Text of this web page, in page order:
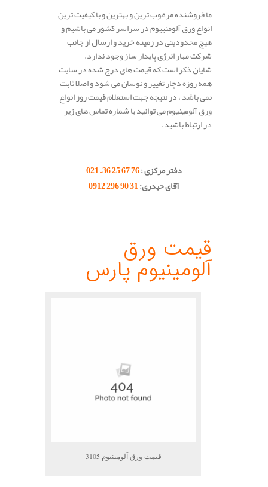
ما فروشنده مرغوب ترین و بهترین و با کیفیت ترین
انواع ورق آلومنییوم در سراسر کشور می باشیم و
هیچ محدودیتی در زمینه خرید و ارسال از جانب
شرکت مهار انرژی پایدار ساز وجود ندارد.
شایان ذکر است که قیمت های درج شده در سایت
همه روزه دچار تغییر و نوسان می شود و اصلا ثابت
نمی باشد ، در نتیجه جهت استعلام قیمت روز انواع
ورق آلومینیوم می توانید با شماره تماس های زیر
در ارتباط باشید.
دفتر مرکزی :76 67 25 36 – 021
آقای حیدری:31 90 296 0912
قیمت ورق
آلومینیوم پارس
قیمت ورق آلومینیوم 3105